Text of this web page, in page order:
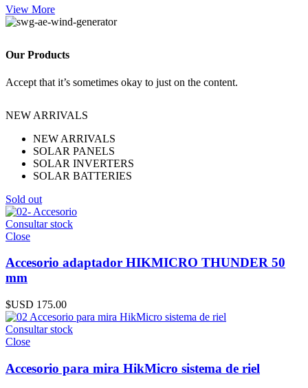
View More
Our Products
Accept that it’s sometimes okay to just on the content.
NEW ARRIVALS
NEW ARRIVALS
SOLAR PANELS
SOLAR INVERTERS
SOLAR BATTERIES
Sold out
Consultar stock
Close
Accesorio adaptador HIKMICRO THUNDER 50
mm
$USD 175.00
Consultar stock
Close
Accesorio para mira HikMicro sistema de riel